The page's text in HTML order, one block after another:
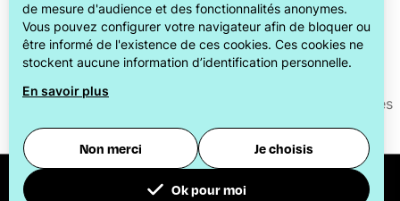
ONLYLYON Tourisme et Congrès s'engage auprès de ses
visiteurs pour leur offrir le meilleur des séjours.
Office du Tourisme et des Congrès de la
de mesure d'audience et des fonctionnalités anonymes.
Vous pouvez configurer votre navigateur afin de bloquer ou
être informé de l'existence de ces cookies. Ces cookies ne
stockent aucune information d’identification personnelle.
En savoir plus
Non merci Je choisis
Ok pour moi